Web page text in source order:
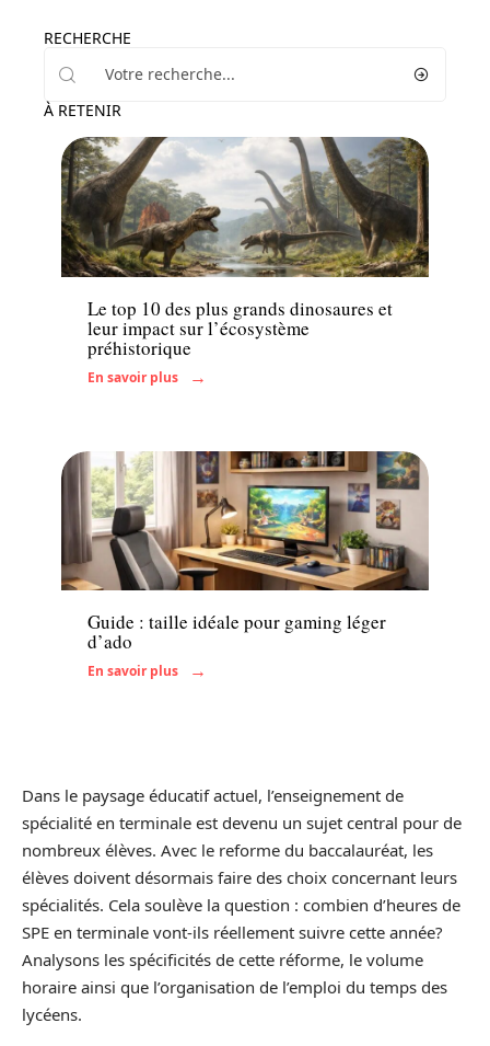
RECHERCHE
À RETENIR
Famille
Le top 10 des plus grands dinosaures et
leur impact sur l’écosystème
préhistorique
En savoir plus
Enfant
Guide : taille idéale pour gaming léger
d’ado
En savoir plus
Dans le paysage éducatif actuel, l’enseignement de
spécialité en terminale est devenu un sujet central pour de
nombreux élèves. Avec le reforme du baccalauréat, les
élèves doivent désormais faire des choix concernant leurs
spécialités. Cela soulève la question : combien d’heures de
SPE en terminale vont-ils réellement suivre cette année?
Analysons les spécificités de cette réforme, le volume
horaire ainsi que l’organisation de l’emploi du temps des
lycéens.